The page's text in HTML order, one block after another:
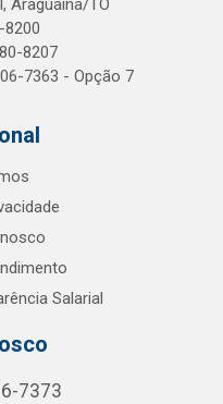
Araguaína/TO
8200
8207
7363 - Opção 7
Salarial
7373